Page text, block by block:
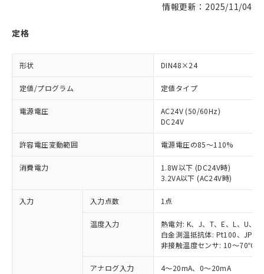
情報更新：2025/11/04
定格
形状 DIN48×24
定値/プログラム 定値タイプ
電源電圧
AC24V (50/60Hz)
DC24V
許容電圧変動範囲 電源電圧の85～110%
消費電力
1.8W以下 (DC24V時)
3.2VA以下 (AC24V時)
入力 入力点数 1点
温度入力
熱電対: K、J、T、E、L、U、
白金測温抵抗体: Pt100、
非接触温度センサ: 10～70℃
アナログ入力 4～20mA、0～20mA